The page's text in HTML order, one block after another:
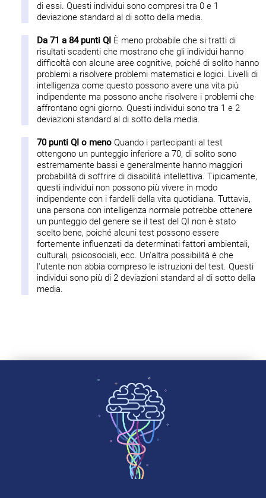
di essi. Questi individui sono compresi tra 0 e 1
deviazione standard al di sotto della media.
Da 71 a 84 punti QI È meno probabile che si tratti di
risultati scadenti che mostrano che gli individui hanno
difficoltà con alcune aree cognitive, poiché di solito hanno
problemi a risolvere problemi matematici e logici. Livelli di
intelligenza come questo possono avere una vita più
indipendente ma possono anche risolvere i problemi che
affrontano ogni giorno. Questi individui sono tra 1 e 2
deviazioni standard al di sotto della media.
70 punti QI o menoQuando i partecipanti al test
ottengono un punteggio inferiore a 70, di solito sono
estremamente bassi e generalmente hanno maggiori
probabilità di soffrire di disabilità intellettiva. Tipicamente,
questi individui non possono più vivere in modo
indipendente con i fardelli della vita quotidiana. Tuttavia,
una persona con intelligenza normale potrebbe ottenere
un punteggio del genere se il test del QI non è stato
scelto bene, poiché alcuni test possono essere
fortemente influenzati da determinati fattori ambientali,
culturali, psicosociali, ecc. Un'altra possibilità è che
l'utente non abbia compreso le istruzioni del test. Questi
individui sono più di 2 deviazioni standard al di sotto della
media.